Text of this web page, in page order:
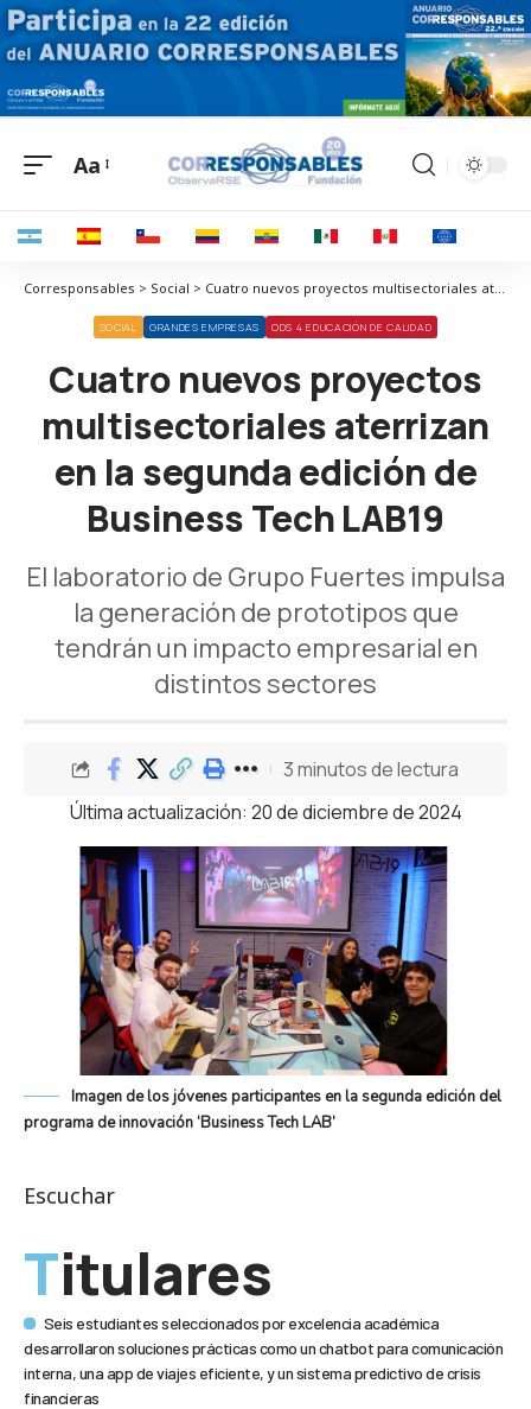
Aa
Corresponsables > Social > Cuatro nuevos proyectos multisectoriales aterrizan en la segunda edición de Business Tech LAB19
SOCIAL GRANDES EMPRESAS ODS 4 EDUCACIÓN DE CALIDAD
Cuatro nuevos proyectos
multisectoriales aterrizan
en la segunda edición de
Business Tech LAB19
El laboratorio de Grupo Fuertes impulsa
la generación de prototipos que
tendrán un impacto empresarial en
distintos sectores
Última actualización: 20 de diciembre de 2024
3 minutos de lectura
Imagen de los jóvenes participantes en la segunda edición del
programa de innovación ‘Business Tech LAB’
Escuchar
Titulares
Seis estudiantes seleccionados por excelencia académica
desarrollaron soluciones prácticas como un chatbot para comunicación
interna, una app de viajes eficiente, y un sistema predictivo de crisis
financieras